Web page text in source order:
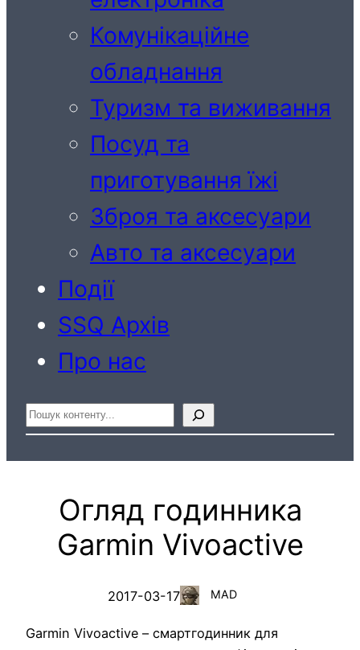
Комунікаційне
обладнання
Туризм та виживання
Посуд та
приготування їжі
Зброя та аксесуари
Авто та аксесуари
Події
SSQ Архів
Про нас
Пошук
Огляд годинника
Garmin Vivoactive
2017-03-17 MAD
Garmin Vivoactive – смартгодинник для